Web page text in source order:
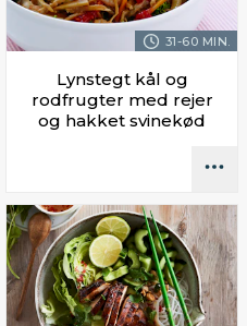
31-60 MIN.
Lynstegt kål og
rodfrugter med rejer
og hakket svinekød